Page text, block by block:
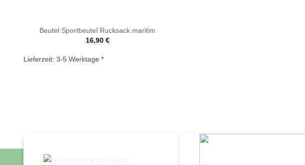
Beutel Sportbeutel Rucksack maritim
16,90 €
Lieferzeit: 3-5 Werktage *